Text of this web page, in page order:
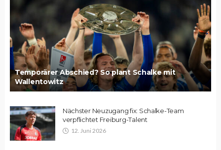
Temporärer Abschied? So plant Schalke mit
Wallentowitz
Nächster Neuzugang fix: Schalke-Team
verpflichtet Freiburg-Talent
12. Juni 2026